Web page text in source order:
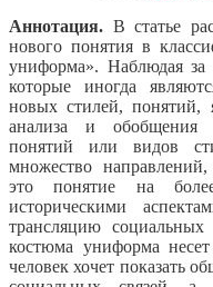
Аннотация. В статье
нового понятия в
униформа». Наблюдая
которые иногда
новых стилей, понятий,
анализа и обобщения
понятий или видов
множество направлений,
это понятие на
историческими
трансляцию социальных
костюма униформа
человек хочет показать